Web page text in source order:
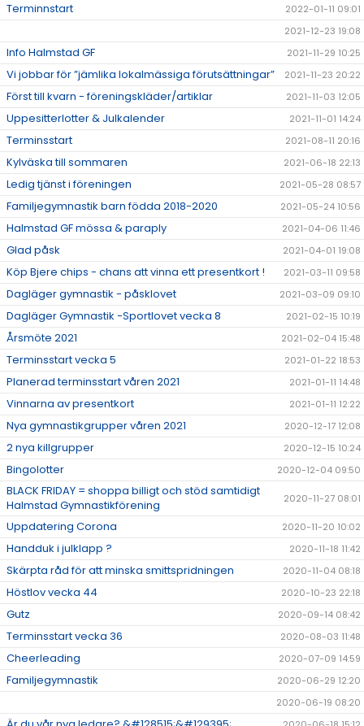
Terminnstart
2022-01-11 09:01
2021-12-23 19:08
Info Halmstad GF 2021-11-29 10:25
Vi jobbar för ”jämlika lokalmässiga förutsättningar” 2021-11-23 20:22
Först till kvarn - föreningskläder/artiklar 2021-11-03 12:05
Uppesitterlotter & Julkalender 2021-11-01 14:24
Terminsstart 2021-08-11 20:16
Kylväska till sommaren 2021-06-18 22:13
Ledig tjänst i föreningen 2021-05-28 08:57
Familjegymnastik barn födda 2018-2020 2021-05-24 10:56
Halmstad GF mössa & paraply 2021-04-06 11:46
Glad påsk 2021-04-01 19:08
Köp Bjere chips - chans att vinna ett presentkort ! 2021-03-11 09:58
Dagläger gymnastik - påsklovet 2021-03-09 09:10
Dagläger Gymnastik -Sportlovet vecka 8 2021-02-15 10:19
Årsmöte 2021 2021-02-04 15:48
Terminsstart vecka 5 2021-01-22 18:53
Planerad terminsstart våren 2021 2021-01-11 14:48
Vinnarna av presentkort 2021-01-11 12:22
Nya gymnastikgrupper våren 2021 2020-12-17 12:08
2 nya killgrupper 2020-12-15 10:24
Bingolotter 2020-12-04 09:50
BLACK FRIDAY = shoppa billigt och stöd samtidigt
Halmstad Gymnastikförening
2020-11-27 08:01
Uppdatering Corona 2020-11-20 10:02
Handduk i julklapp ? 2020-11-18 11:42
Skärpta råd för att minska smittspridningen 2020-11-04 08:18
Höstlov vecka 44 2020-10-23 22:18
Gutz 2020-09-14 08:42
Terminsstart vecka 36 2020-08-03 11:48
Cheerleading 2020-07-09 14:59
Familjegymnastik
2020-06-29 12:20
2020-06-19 08:20